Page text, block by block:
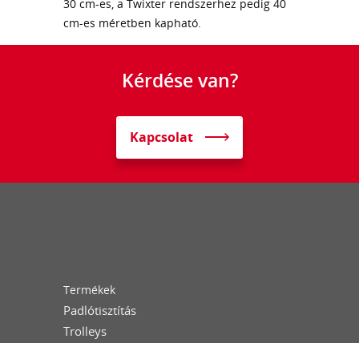
30 cm-es, a Twixter rendszerhez pedig 40
cm-es méretben kapható.
Kérdése van?
Kapcsolat
Termékek
Padlótisztítás
Trolleys